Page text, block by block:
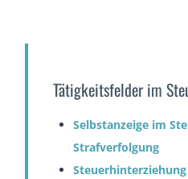
Tätigkeitsfelder im
Selbstanzeige im
Strafverfolgung
Steuerhinterziehung